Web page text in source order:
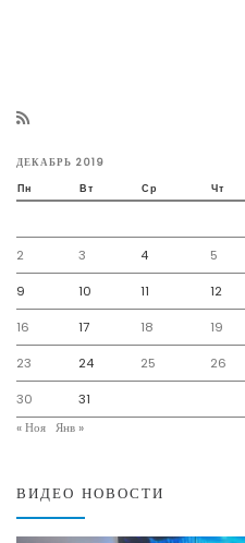
ДЕКАБРЬ 2019
Пн Вт Ср Чт
2 3 4 5
9 10 11 12
16 17 18 19
23 24 25 26
30
31
« Ноя Янв »
ВИДЕО НОВОСТИ